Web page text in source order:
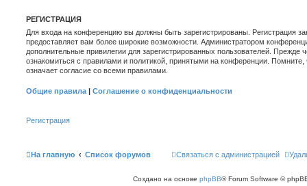
РЕГИСТРАЦИЯ
Для входа на конференцию вы должны быть зарегистрированы. Регистрация
предоставляет вам более широкие возможности. Администратором
дополнительные привилегии для зарегистрированных пользователей. Прежде
ознакомиться с правилами и политикой, принятыми на конференции.
означает согласие со всеми правилами.
Общие правила | Соглашение о конфиденциальности
Регистрация
На главную Список форумов Связаться с администрацией
Создано на основе phpBB® Forum Software ©